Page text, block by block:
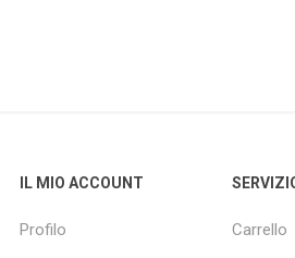
IL MIO ACCOUNT
Profilo
Carrello